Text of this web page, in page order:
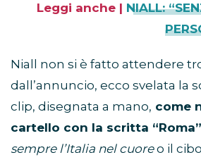
Leggi anche | NIALL:
Niall non si è fatto attendere
dall’annuncio, ecco svelata la
clip, disegnata a mano, come
cartello con la scritta “Roma”
sempre l’Italia nel cuoreo il